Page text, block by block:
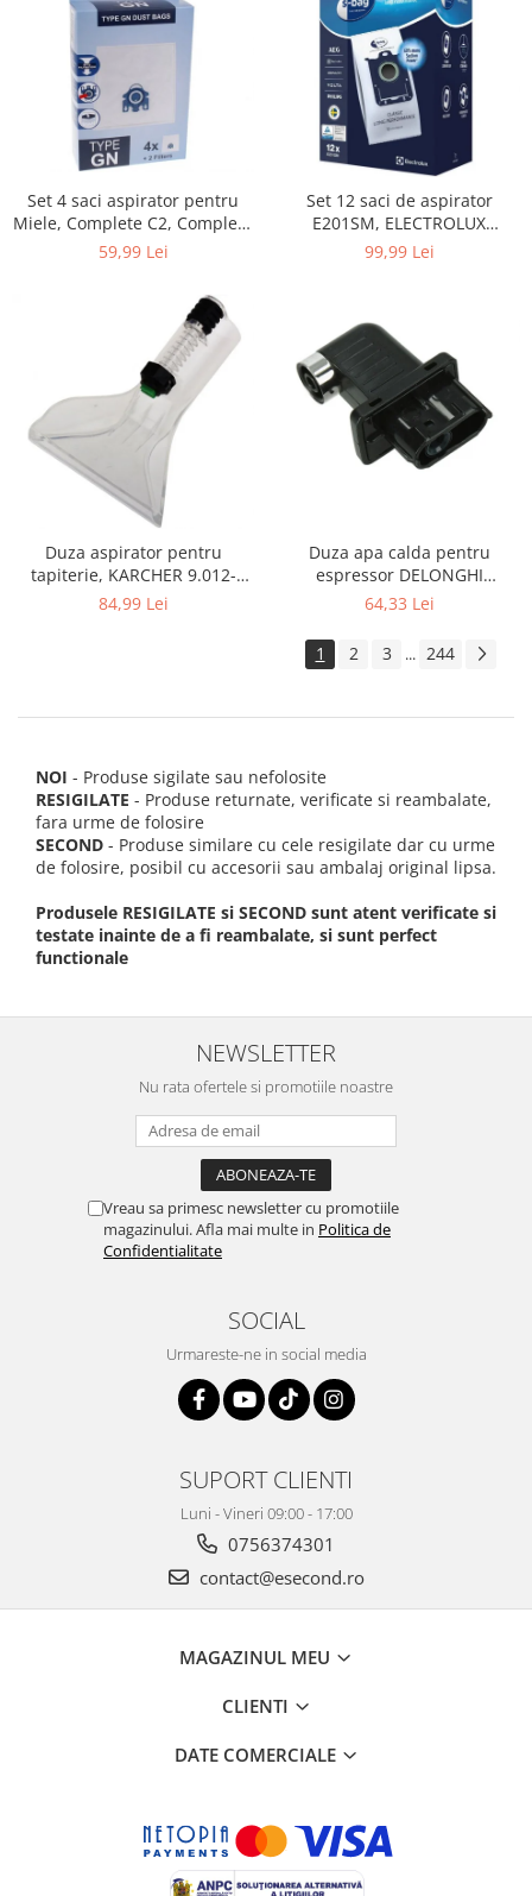
Set 4 saci aspirator pentru
Miele, Complete C2, Complete
C3, Classic C1, S8, S5, S2,
59,99 Lei
Set 12 saci de aspirator
E201SM, ELECTROLUX
9001684811, CLASSIC LONG
99,99 Lei
Duza aspirator pentru
tapiterie, KARCHER 9.012-
278.0, SE4001, SE4002, SE5100
84,99 Lei
Duza apa calda pentru
espressor DELONGHI
AS00006949, ECAM22 ECAM29
64,33 Lei
1 2 3 ... 244
NOI - Produse sigilate sau nefolosite
RESIGILATE - Produse returnate, verificate si reambalate,
fara urme de folosire
SECOND - Produse similare cu cele resigilate dar cu urme
de folosire, posibil cu accesorii sau ambalaj original lipsa.
Produsele RESIGILATE si SECOND sunt atent verificate si
testate inainte de a fi reambalate, si sunt perfect
functionale
NEWSLETTER
Nu rata ofertele si promotiile noastre
Vreau sa primesc newsletter cu promotiile
magazinului. Afla mai multe in Politica de
Confidentialitate
SOCIAL
Urmareste-ne in social media
SUPORT CLIENTI
Luni - Vineri 09:00 - 17:00
0756374301
contact@esecond.ro
MAGAZINUL MEU
CLIENTI
DATE COMERCIALE